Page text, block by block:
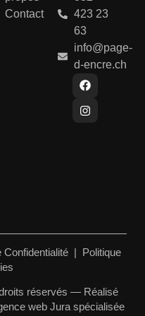
Contact
423 23
63
info@page-
d-encre.ch
Confidentialité | Politique
réservés — Réalisé
web Jura spécialisée